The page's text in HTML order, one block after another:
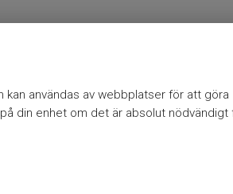
användas av webbplatser för att göra
din enhet om det är absolut nödvändigt